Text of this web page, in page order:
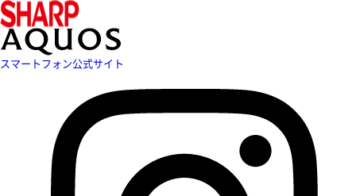
スマートフォン公式サイト